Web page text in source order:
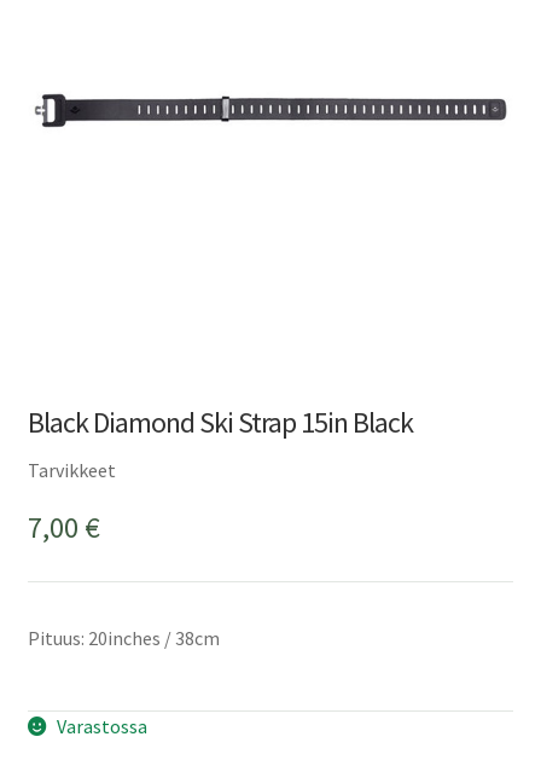
Black Diamond Ski Strap 15in Black
Tarvikkeet
7,00 €
Pituus: 20inches / 38cm
Varastossa